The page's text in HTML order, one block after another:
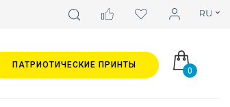
0
ПАТРИОТИЧЕСКИЕ ПРИНТЫ